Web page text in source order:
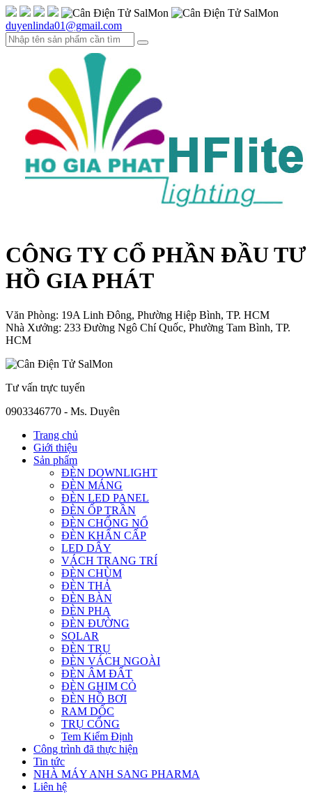
duyenlinda01@gmail.com
CÔNG TY CỔ PHẦN ĐẦU TƯ
HỒ GIA PHÁT
Văn Phòng: 19A Linh Đông, Phường Hiệp Bình, TP. HCM
Nhà Xưởng: 233 Đường Ngô Chí Quốc, Phường Tam Bình, TP.
HCM
Tư vấn trực tuyến
0903346770 - Ms. Duyên
Trang chủ
Giới thiệu
Sản phẩm
ĐÈN DOWNLIGHT
ĐÈN MÁNG
ĐÈN LED PANEL
ĐÈN ỐP TRẦN
ĐÈN CHỐNG NỔ
ĐÈN KHẨN CẤP
LED DÂY
VÁCH TRANG TRÍ
ĐÈN CHÙM
ĐÈN THẢ
ĐÈN BÀN
ĐÈN PHA
ĐÈN ĐƯỜNG
SOLAR
ĐÈN TRỤ
ĐÈN VÁCH NGOÀI
ĐÈN ÂM ĐẤT
ĐÈN GHIM CỎ
ĐÈN HỒ BƠI
RAM DỐC
TRỤ CỔNG
Tem Kiểm Định
Công trình đã thực hiện
Tin tức
NHÀ MÁY ANH SANG PHARMA
Liên hệ